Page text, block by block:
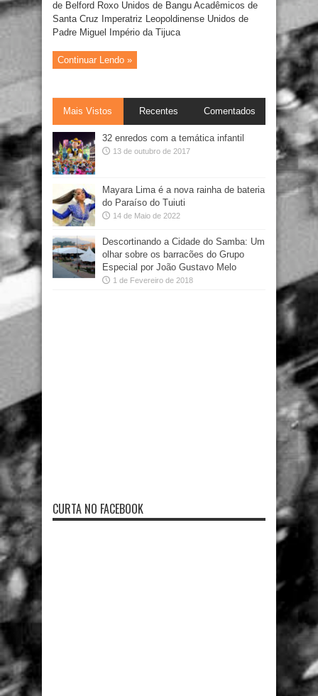
de Belford Roxo Unidos de Bangu Acadêmicos de
Santa Cruz Imperatriz Leopoldinense Unidos de
Padre Miguel Império da Tijuca
Continuar Lendo »
Mais Vistos Recentes Comentados
32 enredos com a temática infantil
13 de outubro de 2017
Mayara Lima é a nova rainha de bateria
do Paraíso do Tuiuti
14 de Maio de 2022
Descortinando a Cidade do Samba: Um
olhar sobre os barracões do Grupo
Especial por João Gustavo Melo
1 de Fevereiro de 2018
CURTA NO FACEBOOK